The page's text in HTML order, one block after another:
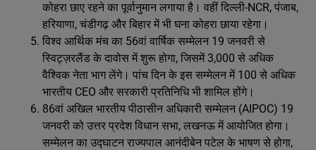
कोहरा छाए रहने का पूर्वानुमान लगाया है। वहीं दिल्ली-NCR, पंजाब,
हरियाणा, चंडीगढ़ और बिहार में भी घना कोहरा छाया रहेगा।
विश्व आर्थिक मंच का 56वां वार्षिक सम्मेलन 19 जनवरी से
स्विट्ज़रलैंड के दावोस में शुरू होगा, जिसमें 3,000 से अधिक
वैश्विक नेता भाग लेंगे। पांच दिन के इस सम्मेलन में 100 से अधिक
भारतीय CEO और सरकारी प्रतिनिधि भी शामिल होंगे।
86वां अखिल भारतीय पीठासीन अधिकारी सम्मेलन (AIPOC) 19
जनवरी को उत्तर प्रदेश विधान सभा, लखनऊ में आयोजित होगा।
सम्मेलन का उद्घाटन राज्यपाल आनंदीबेन पटेल के भाषण से होगा,